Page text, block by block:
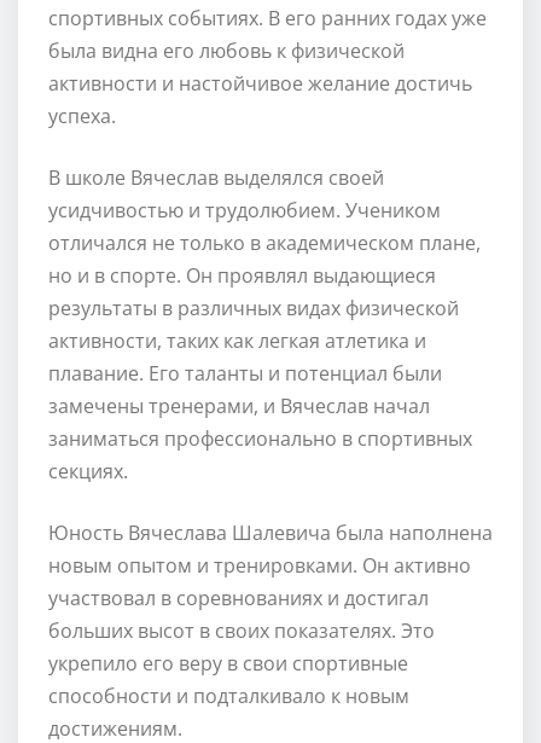
спортивных событиях. В его ранних годах уже
была видна его любовь к физической
активности и настойчивое желание достичь
успеха.
В школе Вячеслав выделялся своей
усидчивостью и трудолюбием. Учеником
отличался не только в академическом плане,
но и в спорте. Он проявлял выдающиеся
результаты в различных видaх физической
активности, таких как легкая атлетика и
плавание. Его таланты и потенциал были
замечены тренерами, и Вячеслав начал
заниматься профессионально в спортивных
секциях.
Юность Вячеслава Шалевича была наполнена
новым опытом и тренировками. Он активно
участвовал в соревнованиях и достигал
больших высот в своих показателях. Это
укрепило его веру в свои спортивные
способности и подталкивало к новым
достижениям.